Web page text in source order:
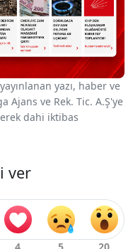
yazı, haber ve
Ajans ve Rek. Tic. A.Ş'ye
dahi iktibas
ver